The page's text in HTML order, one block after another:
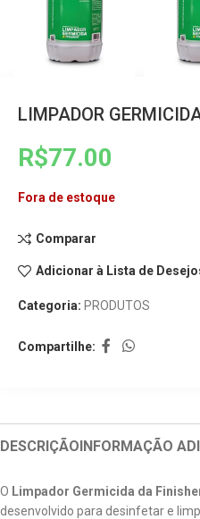
LIMPADOR
R$77.00
Fora de estoque
Comparar
Adicionar à Lista de
Categoria: PRODUTOS
Compartilhe:
DESCRIÇÃOINFORMAÇÃO
O Limpador Germicida da
desenvolvido para desinfetar e